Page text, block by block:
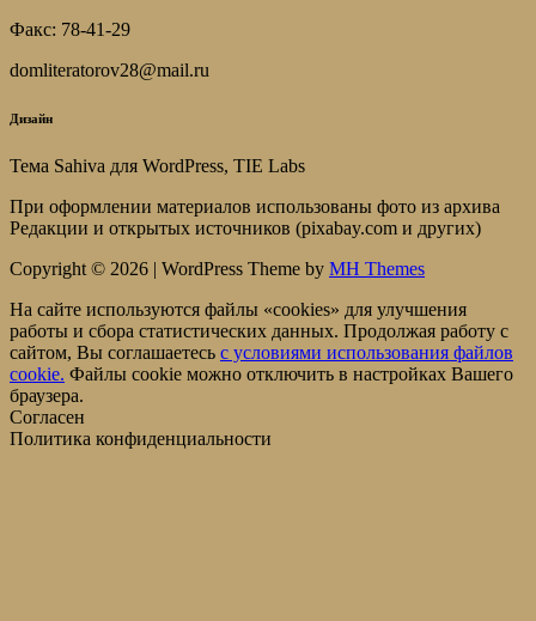
Факс: 78-41-29
domliteratorov28@mail.ru
Дизайн
Тема Sahiva для WordPress, TIE Labs
При оформлении материалов использованы фото из архива
Редакции и открытых источников (pixabay.com и других)
Copyright © 2026 | WordPress Theme by MH Themes
На сайте используются файлы «cookies» для улучшения
работы и сбора статистических данных. Продолжая работу с
сайтом, Вы соглашаетесь c условиями использования файлов
cookie. Файлы cookie можно отключить в настройках Вашего
браузера.
Согласен
Политика конфиденциальности